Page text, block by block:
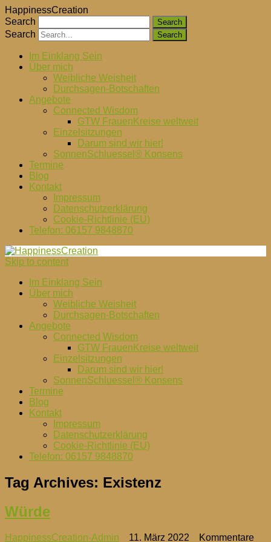
HappinessCreation
Search
Search
Im Einklang Sein
Über mich
Weibliche Weisheit
Durchsagen-Botschaften
Angebote
Connected Wisdom
GTW FrauenKreise weltweit
Einzelsitzungen
Darum sind wir hier!
SonnenSchluessel® Konsens
Termine
Blog
Kontakt
Impressum
Datenschutzerklärung
Cookie-Richtlinie (EU)
Telefon: 06157 9848870
Skip to content
Im Einklang Sein
Über mich
Weibliche Weisheit
Durchsagen-Botschaften
Angebote
Connected Wisdom
GTW FrauenKreise weltweit
Einzelsitzungen
Darum sind wir hier!
SonnenSchluessel® Konsens
Termine
Blog
Kontakt
Impressum
Datenschutzerklärung
Cookie-Richtlinie (EU)
Telefon: 06157 9848870
Tag Archives: Existenz
Würde
HappinessCreation-Admin 11. März 2022 Kommentare